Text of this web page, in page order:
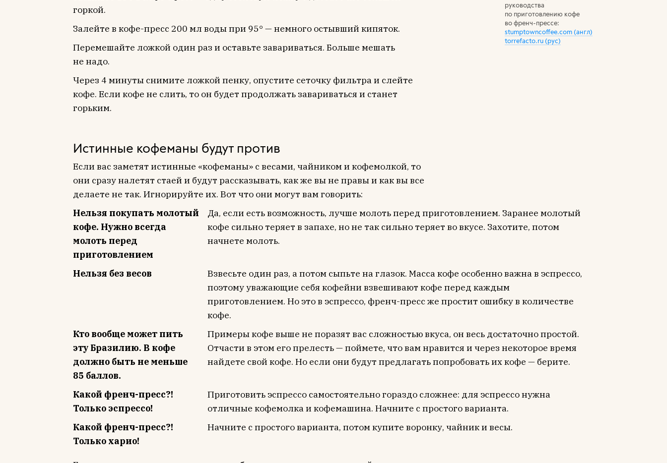
руководства
по приготовлению кофе
во френч-прессе:
stumptowncoffee.com (англ)
torrefacto.ru (рус)
горкой.
Залейте в кофе-пресс 200 мл воды при 95° — немного остывший кипяток.
Перемешайте ложкой один раз и оставьте завариваться. Больше мешать
не надо.
Через 4 минуты снимите ложкой пенку, опустите сеточку фильтра и слейте
кофе. Если кофе не слить, то он будет продолжать завариваться и станет
горьким.
Истинные кофеманы будут против
Если вас заметят истинные «кофеманы» с весами, чайником и кофемолкой, то
они сразу налетят стаей и будут рассказывать, как же вы не правы и как вы все
делаете не так. Игнорируйте их. Вот что они могут вам говорить:
Нельзя покупать молотый
кофе. Нужно всегда
молоть перед
приготовлением
Да, если есть возможность, лучше молоть перед приготовлением. Заранее молотый
кофе сильно теряет в запахе, но не так сильно теряет во вкусе. Захотите, потом
начнете молоть.
Нельзя без весов
Взвесьте один раз, а потом сыпьте на глазок. Масса кофе особенно важна в эспрессо,
поэтому уважающие себя кофейни взвешивают кофе перед каждым
приготовлением. Но это в эспрессо, френч-пресс же простит ошибку в количестве
кофе.
Кто вообще может пить
эту Бразилию. В кофе
должно быть не меньше
85 баллов.
Примеры кофе выше не поразят вас сложностью вкуса, он весь достаточно простой.
Отчасти в этом его прелесть — поймете, что вам нравится и через некоторое время
найдете свой кофе. Но если они будут предлагать попробовать их кофе — берите.
Какой френч-пресс?!
Только эспрессо!
Приготовить эспрессо самостоятельно гораздо сложнее: для эспрессо нужна
отличные кофемолка и кофемашина. Начните с простого варианта.
Какой френч-пресс?!
Только харио!
Начните с простого варианта, потом купите воронку, чайник и весы.